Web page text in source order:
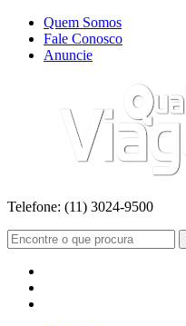
Quem Somos
Fale Conosco
Anuncie
Telefone: (11) 3024-9500